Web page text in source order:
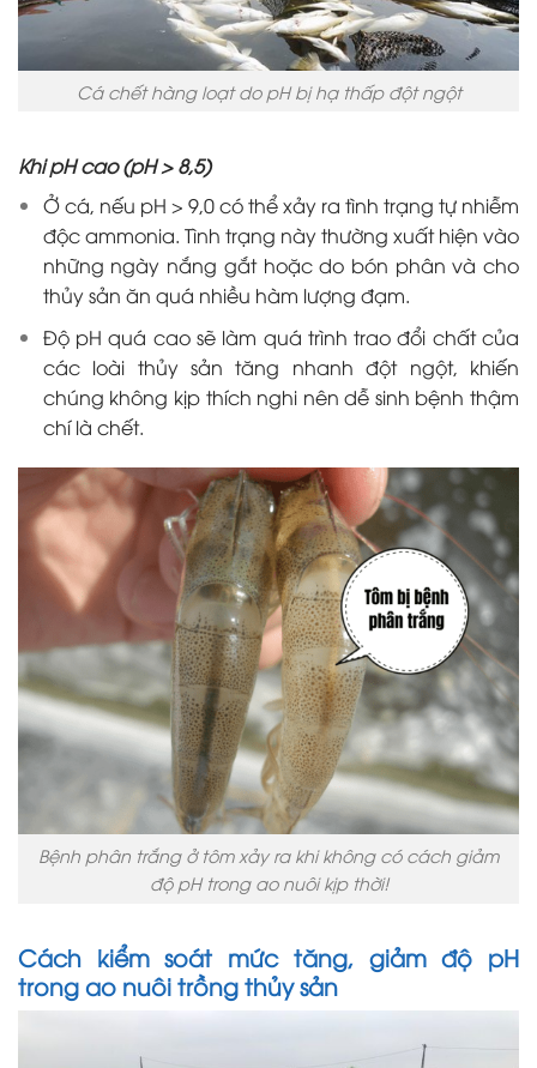
Cá chết hàng loạt do pH bị hạ thấp đột ngột
Khi pH cao (pH > 8,5)
Ở cá, nếu pH > 9,0 có thể xảy ra tình trạng tự nhiễm
độc ammonia. Tình trạng này thường xuất hiện vào
những ngày nắng gắt hoặc do bón phân và cho
thủy sản ăn quá nhiều hàm lượng đạm.
Độ pH quá cao sẽ làm quá trình trao đổi chất của
các loài thủy sản tăng nhanh đột ngột, khiến
chúng không kịp thích nghi nên dễ sinh bệnh thậm
chí là chết.
Bệnh phân trắng ở tôm xảy ra khi không có cách giảm
độ pH trong ao nuôi kịp thời!
Cách kiểm soát mức tăng, giảm độ pH
trong ao nuôi trồng thủy sản